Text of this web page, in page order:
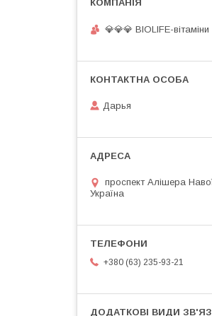
💎💎💎 BIOLIFE-
Дарья
проспект Алішера
Україна
+380 (63) 235-93-21